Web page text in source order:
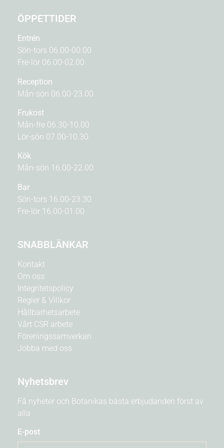
ÖPPETTIDER
Entrén
Sön-tors 06.00-00.00
Fre-lör 06.00-02.00
Reception
Mån-sön 06.00-23.00
Frukost
Mån-fre 06.30-10.00
Lör-sön 07.00-10.30
Kök
Mån-sön 16.00-22.00
Bar
Sön-tors 16.00-23.30
Fre-lör 16.00-01.00
SNABBLÄNKAR
Kontakt
Om oss
Integritetspolicy
Regler & Villkor
Hållbarhetsarbete
Vårt CSR arbete
Föreningssamverkan
Jobba med oss
Nyhetsbrev
Få nyheter och Botanikas bästa erbjudanden först av
alla
E-post